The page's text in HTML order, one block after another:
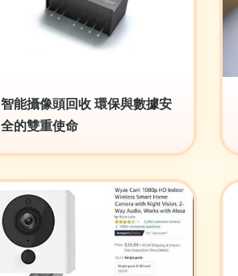
智能攝像頭回收 環保與數據安
全的雙重使命